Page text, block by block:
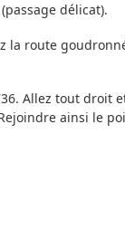
délicat).
route
Allez tout droit
ainsi le